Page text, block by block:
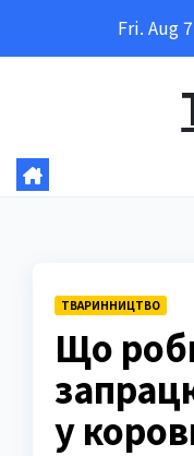
Fri. Aug
ТВАРИННИЦТВО
Що
у